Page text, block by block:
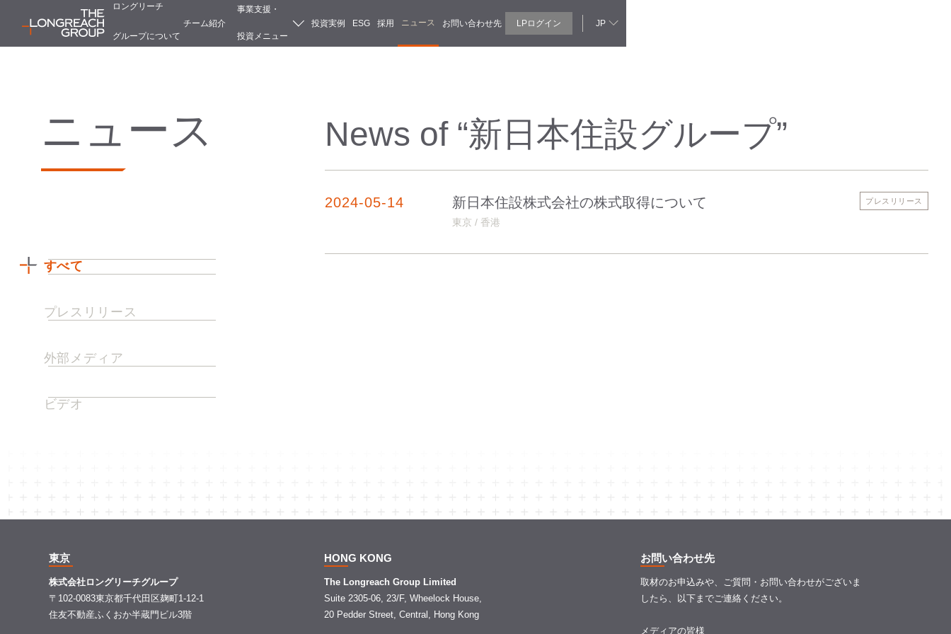
ロングリーチ
グループについて
チーム紹介
事業支援・
投資メニュー
投資実例 ESG 採用 ニュース お問い合わせ先 LPログイン JP
ニュース
すべて
プレスリリース
外部メディア
ビデオ
News of “新日本住設グループ”
2024-05-14 新日本住設株式会社の株式取得について
東京 / 香港
プレスリリース
東京
株式会社ロングリーチグループ
〒102-0083東京都千代田区麹町1-12-1
住友不動産ふくおか半蔵門ビル3階
HONG KONG
The Longreach Group Limited
Suite 2305-06, 23/F, Wheelock House,
20 Pedder Street, Central, Hong Kong
お問い合わせ先
取材のお申込みや、ご質問・お問い合わせがございま
したら、以下までご連絡ください。
メディアの皆様